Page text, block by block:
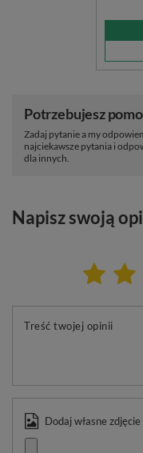
Potrzebujesz
Zadaj pytanie a my
najciekawsze pytania i
dla innych.
Napisz swoją
Treść twojej opinii
Dodaj własne